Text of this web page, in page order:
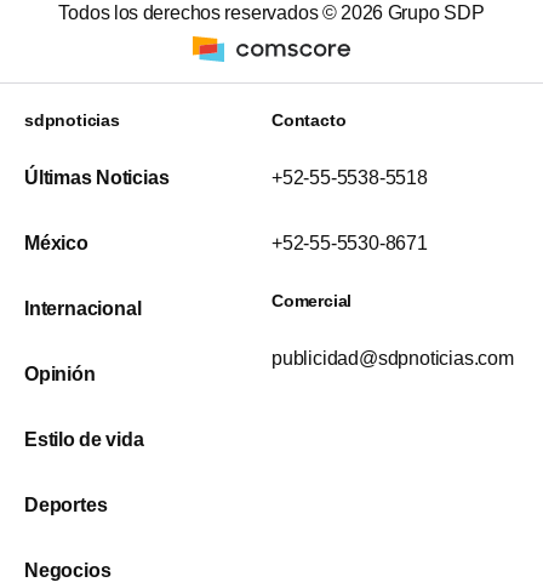
Todos los derechos reservados © 2026 Grupo SDP
sdpnoticias
Últimas Noticias
México
Internacional
Opinión
Estilo de vida
Deportes
Negocios
Contacto
+52-55-5538-5518
+52-55-5530-8671
Comercial
publicidad@sdpnoticias.com